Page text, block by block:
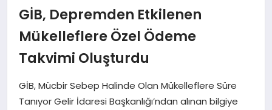
EĞITIM
SAĞLIK
GİB, Depremden Etkilenen
Mükelleflere Özel Ödeme
Takvimi Oluşturdu
GİB, Mücbir Sebep Halinde Olan Mükelleflere Süre
Tanıyor Gelir İdaresi Başkanlığı’ndan alınan bilgiye